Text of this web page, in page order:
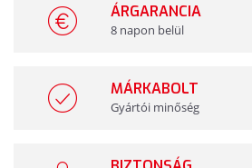
ÁRGARANCIA
8 napon belül
MÁRKABOLT
Gyártói minőség